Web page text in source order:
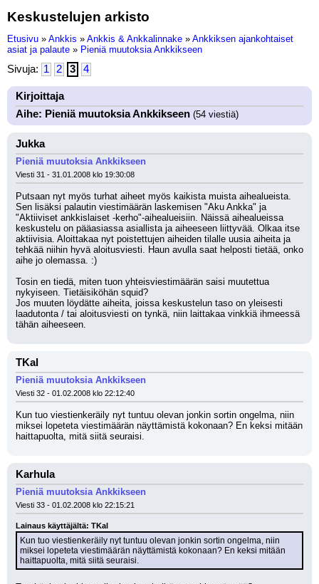
Keskustelujen arkisto
Etusivu » Ankkis » Ankkis & Ankkalinnake » Ankkiksen ajankohtaiset
asiat ja palaute » Pieniä muutoksia Ankkikseen
Sivuja: 1 2 3 4
Kirjoittaja
Aihe: Pieniä muutoksia Ankkikseen (54 viestiä)
Jukka
Pieniä muutoksia Ankkikseen
Viesti 31 - 31.01.2008 klo 19:30:08
Putsaan nyt myös turhat aiheet myös kaikista muista aihealueista.
Sen lisäksi palautin viestimäärän laskemisen "Aku Ankka" ja
"Aktiiviset ankkislaiset -kerho"-aihealueisiin. Näissä aihealueissa
keskustelu on pääasiassa asiallista ja aiheeseen liittyvää. Olkaa itse
aktiivisia. Aloittakaa nyt poistettujen aiheiden tilalle uusia aiheita ja
tehkää niihin hyvä aloitusviesti. Haun avulla saat helposti tietää, onko
aihe jo olemassa. :)
Tosin en tiedä, miten tuon yhteisviestimäärän saisi muutettua
nykyiseen. Tietäisiköhän squid?
Jos muuten löydätte aiheita, joissa keskustelun taso on yleisesti
laadutonta / tai aloitusviesti on tynkä, niin laittakaa vinkkiä ihmeessä
tähän aiheeseen.
TKal
Pieniä muutoksia Ankkikseen
Viesti 32 - 01.02.2008 klo 22:12:40
Kun tuo viestienkeräily nyt tuntuu olevan jonkin sortin ongelma, niin
miksei lopeteta viestimäärän näyttämistä kokonaan? En keksi mitään
haittapuolta, mitä siitä seuraisi.
Karhula
Pieniä muutoksia Ankkikseen
Viesti 33 - 01.02.2008 klo 22:15:21
Lainaus käyttäjältä: TKal
Kun tuo viestienkeräily nyt tuntuu olevan jonkin sortin ongelma, niin
miksei lopeteta viestimäärän näyttämistä kokonaan? En keksi mitään
haittapuolta, mitä siitä seuraisi.